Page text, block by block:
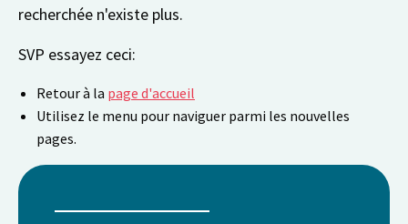
recherchée n'existe plus.
SVP essayez ceci:
Retour à la page d'accueil
Utilisez le menu pour naviguer parmi les nouvelles
pages.